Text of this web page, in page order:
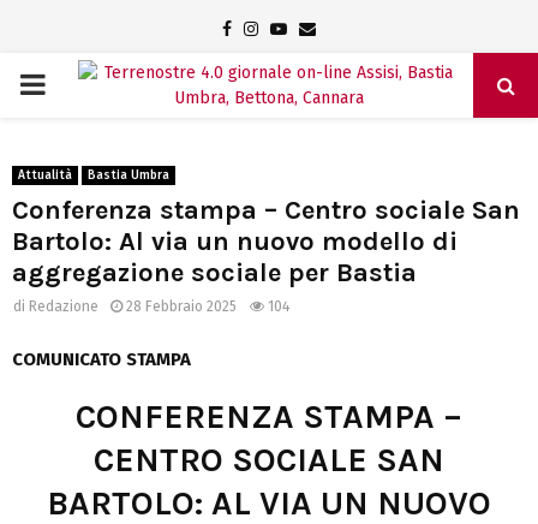
Facebook
Instagram
Youtube
Email
PRIMARY
Attualità Bastia Umbra
Conferenza stampa – Centro sociale San
Bartolo: Al via un nuovo modello di
aggregazione sociale per Bastia
di Redazione 28 Febbraio 2025 104
COMUNICATO STAMPA
CONFERENZA STAMPA –
CENTRO SOCIALE SAN
BARTOLO: AL VIA UN NUOVO